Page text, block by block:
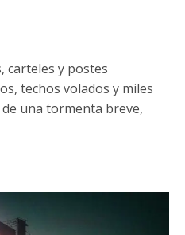
carteles y postes
techos volados y miles
una tormenta breve,